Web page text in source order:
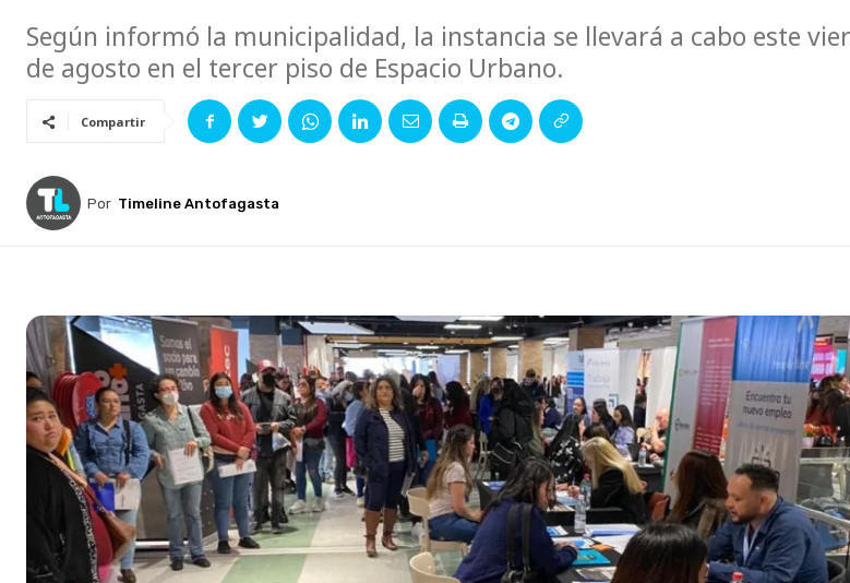
Según informó la municipalidad, la instancia se llevará a cabo este
de agosto en el tercer piso de Espacio Urbano.
Compartir
Por Timeline Antofagasta